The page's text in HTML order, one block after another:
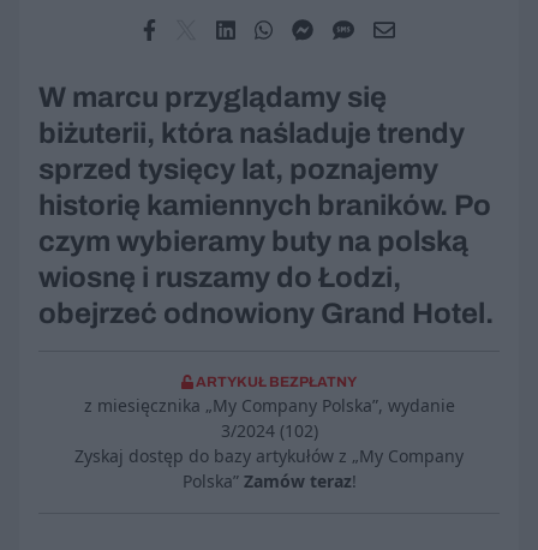
W marcu przyglądamy się
biżuterii, która naśladuje trendy
sprzed tysięcy lat, poznajemy
historię kamiennych braników. Po
czym wybieramy buty na polską
wiosnę i ruszamy do Łodzi,
obejrzeć odnowiony Grand Hotel.
ARTYKUŁ BEZPŁATNY
z miesięcznika „My Company Polska”, wydanie
3/2024 (102)
Zyskaj dostęp do bazy artykułów z „My Company
Polska” Zamów teraz!